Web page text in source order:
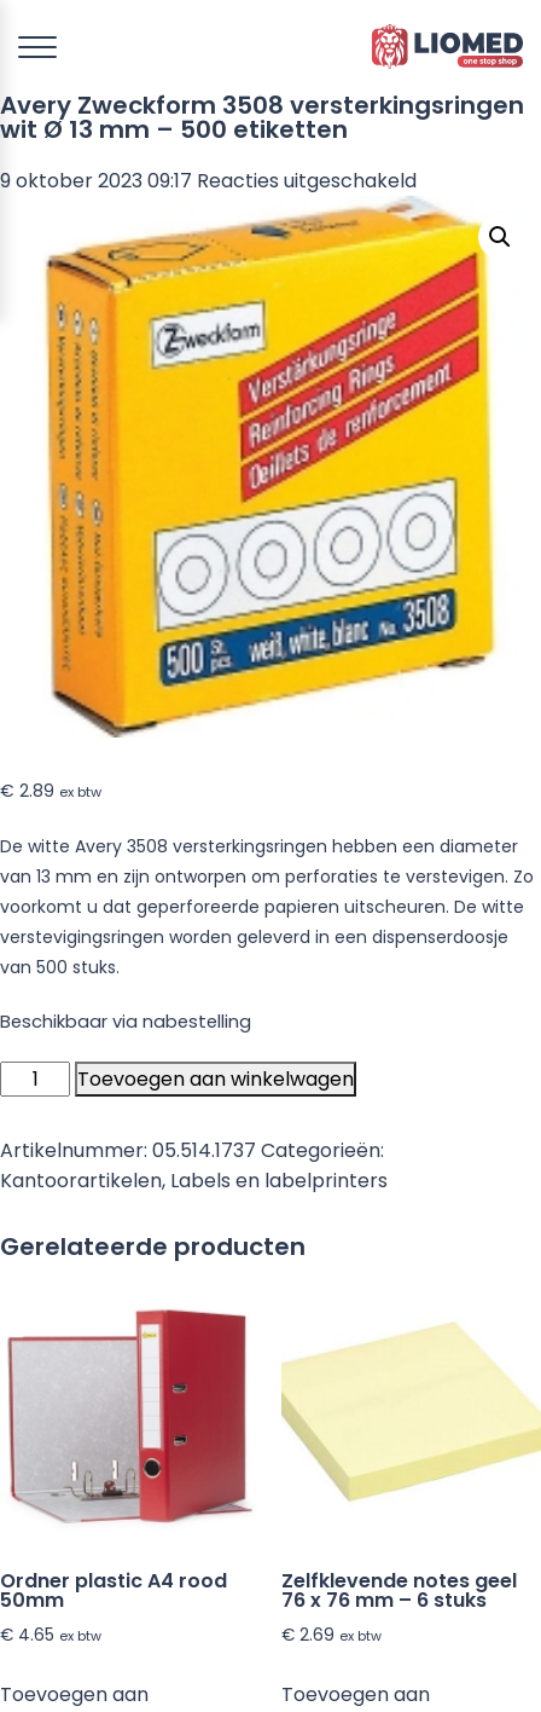
Avery Zweckform 3508 versterkingsringen
wit Ø 13 mm – 500 etiketten
9 oktober 2023 09:17 Reacties uitgeschakeldvoor
Avery
Zweckform
3508
wit
Ø
13
500
etiketten
€ 2.89 ex btw
De witte Avery 3508 versterkingsringen hebben een diameter
van 13 mm en zijn ontworpen om perforaties te verstevigen. Zo
voorkomt u dat geperforeerde papieren uitscheuren. De witte
verstevigingsringen worden geleverd in een dispenserdoosje
van 500 stuks.
Beschikbaar via nabestelling
Avery
Zweckform
3508
versterkingsringen
wit
13
500
etiketten
Toevoegen aan winkelwagen
Artikelnummer: 05.514.1737 Categorieën:
Kantoorartikelen, Labels en labelprinters
Gerelateerde producten
Ordner plastic A4 rood
50mm
€ 4.65 ex btw
Toevoegen aan
Zelfklevende notes geel
76 x 76 mm – 6 stuks
€2.69 ex btw
Toevoegen aan